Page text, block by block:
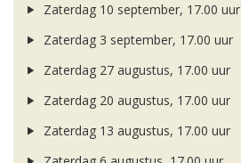
Zaterdag 10 september, 17.00 uur
Zaterdag 3 september, 17.00 uur
Zaterdag 27 augustus, 17.00 uur
Zaterdag 20 augustus, 17.00 uur
Zaterdag 13 augustus, 17.00 uur